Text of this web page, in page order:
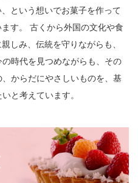
、という想いでお菓子を作って
ます。 古くから外国の文化や食
しみ、伝統を守りながらも、
時代を見つめながらも、その
からだにやさしいものを、基
と考えています。